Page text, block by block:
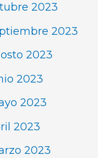
2023
2023
2023
2023
2023
2023
2023